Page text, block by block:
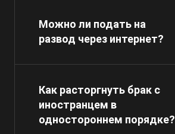
Можно ли подать на
развод через интернет?
Как расторгнуть брак с
иностранцем в
одностороннем порядке?